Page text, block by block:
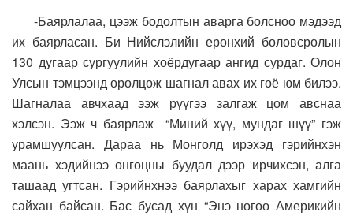
-Баярлалаа, цээж бодолтын аварга болсноо мэдээд
их баярласан. Би Нийслэлийн ерөнхий боловсролын
130 дугаар сургуулийн хоёрдугаар ангид сурдаг. Олон
Улсын тэмцээнд оролцож шагнал авах их гоё юм билээ.
Шагналаа авчхаад ээж рүүгээ залгаж цом авснаа
хэлсэн. Ээж ч баярлаж “Миний хүү, мундаг шүү” гэж
урамшуулсан. Дараа нь Монголд ирэхэд гэрийнхэн
маань хэдийнээ онгоцны буудал дээр ирчихсэн, алга
ташаад угтсан. Гэрийнхнээ баярлахыг харах хамгийн
сайхан байсан. Бас бусад хүн “Энэ нөгөө Америкийн